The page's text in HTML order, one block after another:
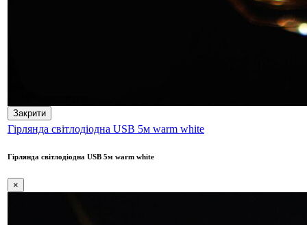
Закрити
Гірлянда світлодіодна USB 5м warm white
Гірлянда світлодіодна USB 5м warm white
×